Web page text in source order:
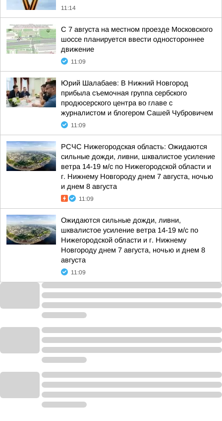
11:14
С 7 августа на местном проезде Московского
шоссе планируется ввести одностороннее
движение
11:09
Юрий Шалабаев: В Нижний Новгород
прибыла съемочная группа сербского
продюсерского центра во главе с
журналистом и блогером Сашей Чубровичем
11:09
РСЧС Нижегородская область: Ожидаются
сильные дожди, ливни, шквалистое усиление
ветра 14-19 м/с по Нижегородской области и
г. Нижнему Новгороду днем 7 августа, ночью
и днем 8 августа
11:09
Ожидаются сильные дожди, ливни,
шквалистое усиление ветра 14-19 м/с по
Нижегородской области и г. Нижнему
Новгороду днем 7 августа, ночью и днем 8
августа
11:09